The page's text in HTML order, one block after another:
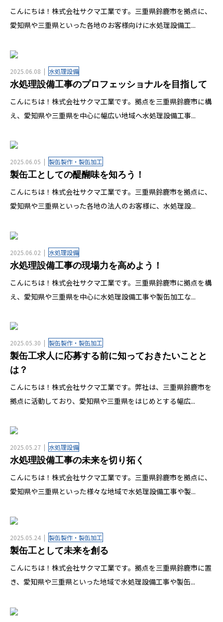
こんにちは！株式会社サクマ工業です。三重県鈴鹿市を拠点に、
愛知県や三重県といった各地のお客様向けに水処理設備工...
2025.06.08 水処理設備
水処理設備工事のプロフェッショナルを目指して
こんにちは！株式会社サクマ工業です。拠点を三重県鈴鹿市に構
え、愛知県や三重県を中心に幅広い地域へ水処理設備工事...
2025.06.05 製缶製作・製缶加工
製缶工としての醍醐味を知ろう！
こんにちは！株式会社サクマ工業です。三重県鈴鹿市を拠点に、
愛知県や三重県といった各地の法人のお客様に、水処理設...
2025.06.02 水処理設備
水処理設備工事の現場力を高めよう！
こんにちは！株式会社サクマ工業です。三重県鈴鹿市に拠点を構
え、愛知県や三重県を中心に水処理設備工事や製缶加工な...
2025.05.30 製缶製作・製缶加工
製缶工求人に応募する前に知っておきたいことと
は？
こんにちは！株式会社サクマ工業です。弊社は、三重県鈴鹿市を
拠点に活動しており、愛知県や三重県をはじめとする幅広...
2025.05.27 水処理設備
水処理設備工事の未来を切り拓く
こんにちは！株式会社サクマ工業です。三重県鈴鹿市を拠点に、
愛知県や三重県といった様々な地域で水処理設備工事や製...
2025.05.24 製缶製作・製缶加工
製缶工として未来を創る
こんにちは！株式会社サクマ工業です。拠点を三重県鈴鹿市に置
き、愛知県や三重県といった地域で水処理設備工事や製缶...